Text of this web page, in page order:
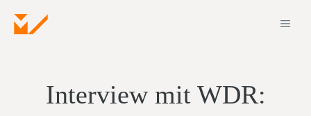
Inhalt
Interview mit WDR: